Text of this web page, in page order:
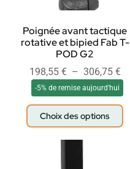
Poignée avant tactique
rotative et bipied Fab T-
POD G2
198,55 € – 306,75 €
-5% de remise aujourd'hui
Choix des options